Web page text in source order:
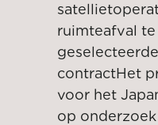
ruimteafval
contractHet
voor het
op